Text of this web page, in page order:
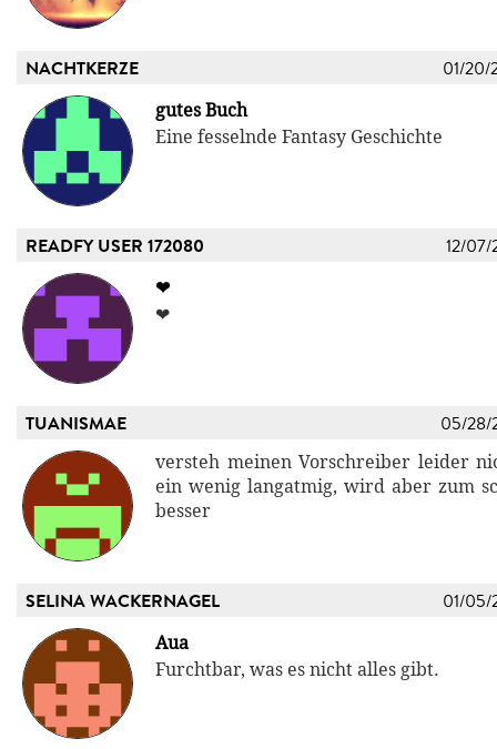
NACHTKERZE 01/20/
gutes Buch
Eine fesselnde Fantasy Geschichte
READFY USER 172080 12/07/
❤
❤
TUANISMAE 05/28/
versteh meinen Vorschreiber leider
ein wenig langatmig, wird aber zum
besser
SELINA WACKERNAGEL 01/05/
Aua
Furchtbar, was es nicht alles gibt.